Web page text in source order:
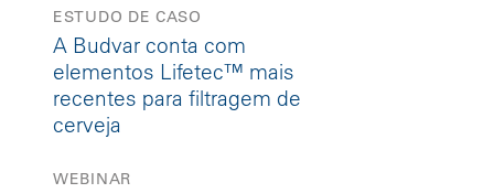
ESTUDO DE CASO
A Budvar conta com
elementos Lifetec™ mais
recentes para filtragem de
cerveja
WEBINAR